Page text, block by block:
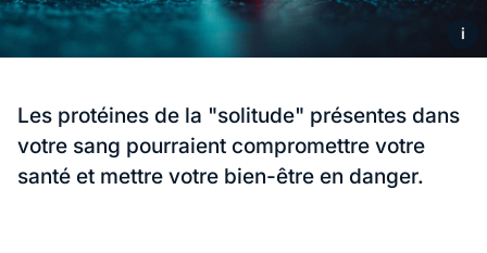
i
Les protéines de la "solitude" présentes dans
votre sang pourraient compromettre votre
santé et mettre votre bien-être en danger.